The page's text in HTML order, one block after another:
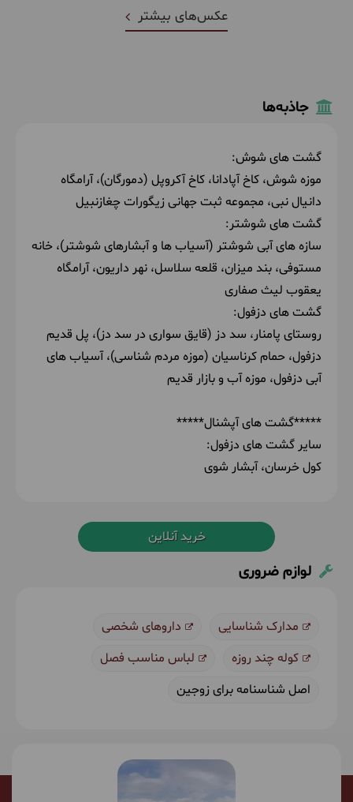
عکس‌های بیشتر
جاذبه‌ها
گشت های شوش:
موزه شوش، کاخ آپادانا، کاخ آکروپل (دمورگان)، آرامگاه
دانیال نبی، مجموعه ثبت جهانی زیگورات چغازنبیل
گشت های شوشتر:
سازه های آبی شوشتر (آسیاب ها و آبشارهای شوشتر)، خانه
مستوفی،‌ بند میزان، قلعه سلاسل، نهر داریون، آرامگاه
یعقوب لیث صفاری
گشت های دزفول:
روستای پامنار، سد دز (قایق سواری در سد دز)، پل قدیم
دزفول، حمام کرناسیان (موزه مردم شناسی)، آسیاب های
آبی دزفول، موزه آب و بازار قدیم
*****گشت های آپشنال*****
سایر گشت های دزفول:
کول خرسان، آبشار شوی
خرید آنلاین
لوازم ضروری
مدارک شناسایی
داروهای شخصی
کوله چند روزه
لباس مناسب فصل
اصل شناسنامه برای زوجین